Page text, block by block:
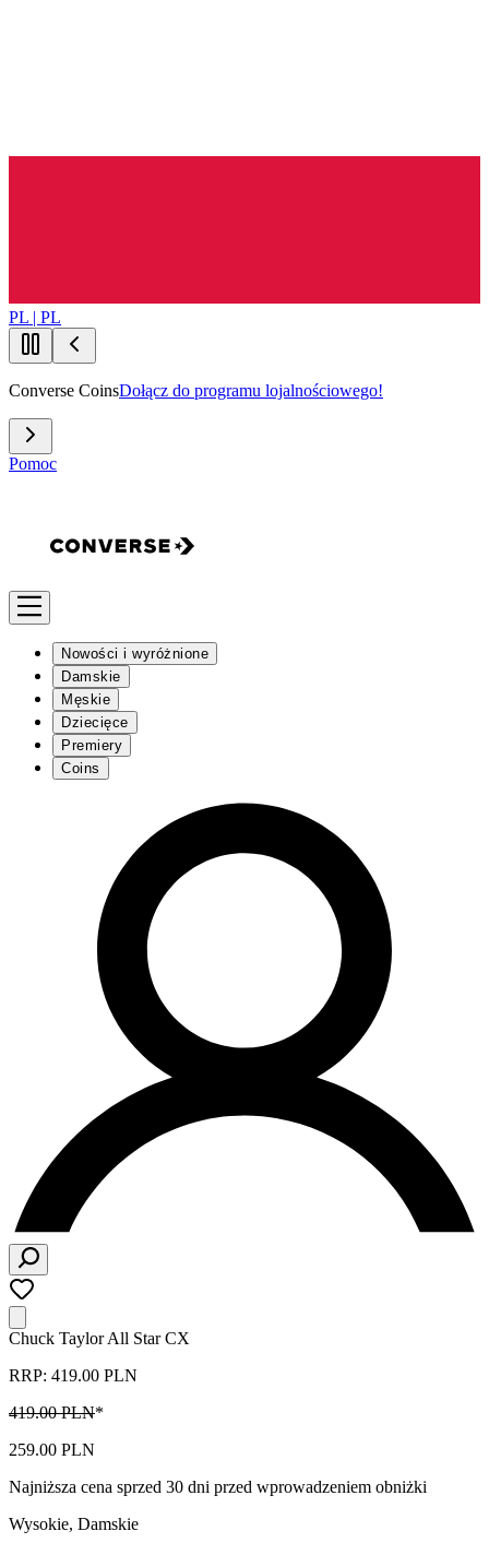
PL | PL
Converse CoinsDołącz do programu lojalnościowego!
Pomoc
Nowości i wyróżnione
Damskie
Męskie
Dziecięce
Premiery
Coins
Chuck Taylor All Star CX
RRP: 419.00 PLN
419.00 PLN*
259.00 PLN
Najniższa cena sprzed 30 dni przed wprowadzeniem obniżki
Wysokie, Damskie